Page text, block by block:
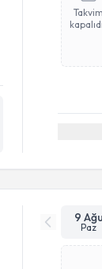
Takvim
9 Ağu
Paz